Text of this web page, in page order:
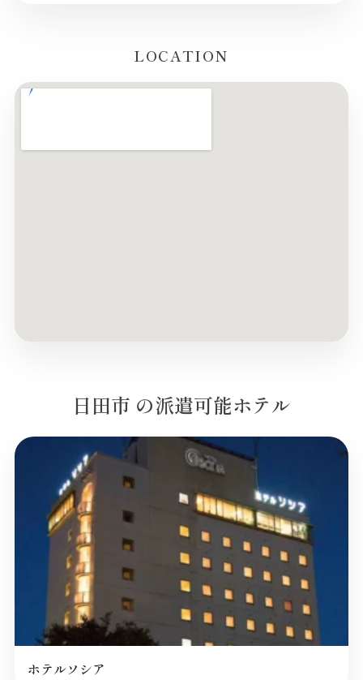
LOCATION
日田市 の派遣可能ホテル
ホテルソシア